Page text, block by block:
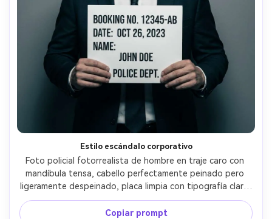
Estilo escándalo corporativo
Foto policial fotorrealista de hombre en traje caro con
mandíbula tensa, cabello perfectamente peinado pero
ligeramente despeinado, placa limpia con tipografía clara,
pared gris neutra de tabla de alturas, flash controlado
con brillos definidos en los ojos, gradación de color
Copiar prompt